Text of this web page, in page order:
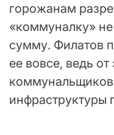
горожанам
«коммуналку»
сумму. Филатов
ее вовсе, ведь от
коммунальщиков
инфраструктуры